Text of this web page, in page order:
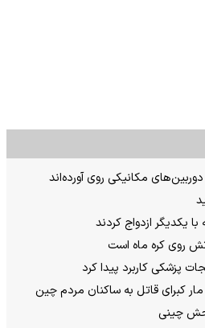
مکانیکی روی آورده‌اند
یکدیگر ازدواج کردند
روی کره ماه است
پزشکی کاربرد پیدا کرد
چینی